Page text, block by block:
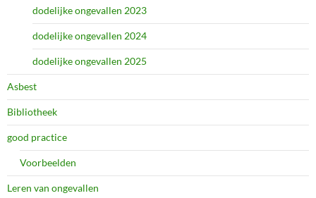
dodelijke ongevallen 2023
dodelijke ongevallen 2024
dodelijke ongevallen 2025
Asbest
Bibliotheek
good practice
Voorbeelden
Leren van ongevallen